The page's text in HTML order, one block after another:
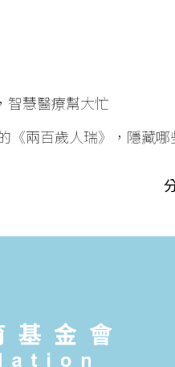
智慧醫療幫大忙
《兩百歲人瑞》，隱藏